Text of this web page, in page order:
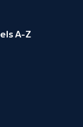
A-Z